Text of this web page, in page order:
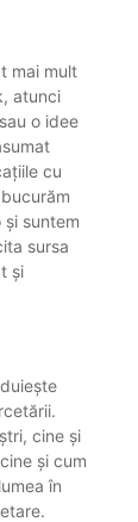
mai mult
atunci
o idee
cu
suntem
sursa
și
cine și
și cum
în